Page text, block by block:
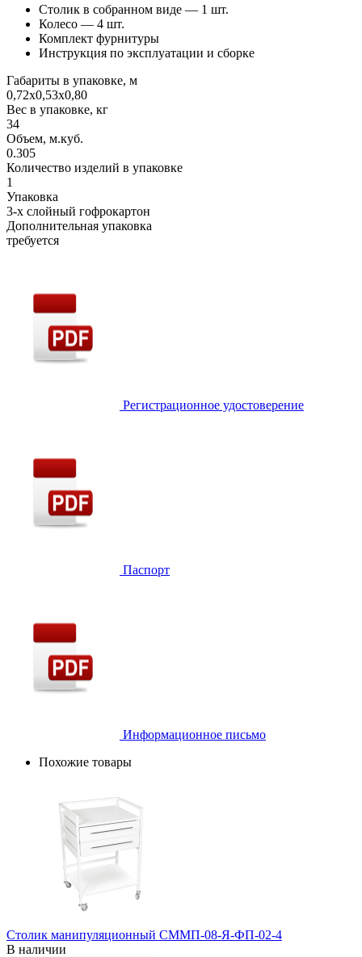
Столик в собранном виде — 1 шт.
Колесо — 4 шт.
Комплект фурнитуры
Инструкция по эксплуатации и сборке
Габариты в упаковке, м
0,72х0,53х0,80
Вес в упаковке, кг
34
Объем, м.куб.
0.305
Количество изделий в упаковке
1
Упаковка
3-х слойный гофрокартон
Дополнительная упаковка
требуется
Регистрационное удостоверение
Паспорт
Информационное письмо
Похожие товары
Столик манипуляционный СММП-08-Я-ФП-02-4
В наличии